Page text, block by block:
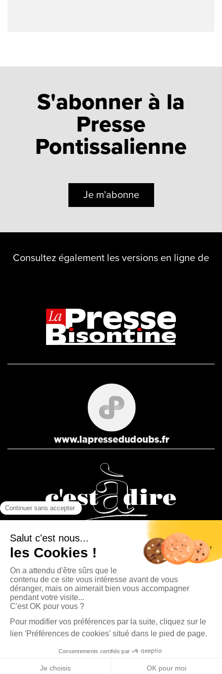
S'abonner à la
Presse
Pontissalienne
Je m'abonne
Consultez également les versions en ligne de
La Presse Bisontine, La Presse Pontissalienne et Le journal
C’est à dire sont des éditions du Groupe Publipresse.
La Presse Pontissalienne - 4, rue Fontaine l'Épine 25500 Morteau | Tél. : 03 81 67 90 80
|
Propriété du journal La Presse Pontissalienne |Mentions légales |Données
personnelles
Cliquez-ici pour modifier vos préférences en matière de cookies
Newsletter